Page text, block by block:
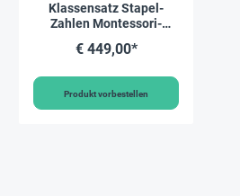
Klassensatz Stapel-
Zahlen Montessori-
Box "Montessori
€ 449,00*
Produkt vorbestellen